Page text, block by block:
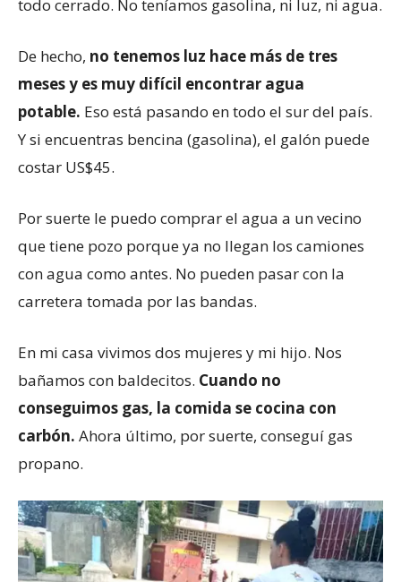
todo cerrado. No teníamos gasolina, ni luz, ni agua.
De hecho, no tenemos luz hace más de tres
meses y es muy difícil encontrar agua
potable. Eso está pasando en todo el sur del país.
Y si encuentras bencina (gasolina), el galón puede
costar US$45.
Por suerte le puedo comprar el agua a un vecino
que tiene pozo porque ya no llegan los camiones
con agua como antes. No pueden pasar con la
carretera tomada por las bandas.
En mi casa vivimos dos mujeres y mi hijo. Nos
bañamos con baldecitos. Cuando no
conseguimos gas, la comida se cocina con
carbón. Ahora último, por suerte, conseguí gas
propano.